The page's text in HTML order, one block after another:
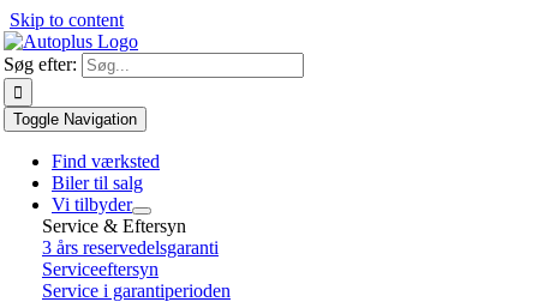
Skip to content
Søg efter:
Toggle Navigation
Find værksted
Biler til salg
Vi tilbyder
Service & Eftersyn
3 års reservedelsgaranti
Serviceeftersyn
Service i garantiperioden